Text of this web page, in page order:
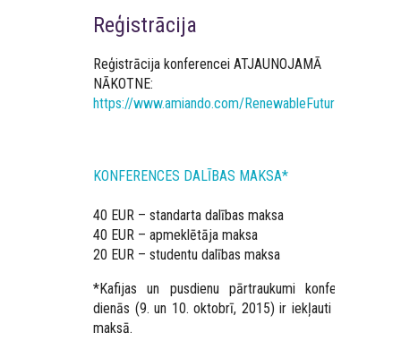
Reģistrācija
Reģistrācija konferencei ATJAUNOJAMĀ
NĀKOTNE:
https://www.amiando.com/RenewableFutures.html
KONFERENCES DALĪBAS MAKSA*
40 EUR – standarta dalības maksa
40 EUR – apmeklētāja maksa
20 EUR – studentu dalības maksa
*Kafijas un pusdienu pārtraukumi konferences
dienās (9. un 10. oktobrī, 2015) ir iekļauti dalības
maksā.